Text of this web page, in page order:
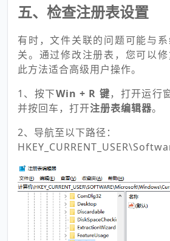
五、检查注册表设置
有时，文件关联的问题可能与
关。通过修改注册表，您可以修
此方法适合高级用户操作。
1、按下Win + R 键，打开运行
并按回车，打开注册表编辑器。
2、导航至以下路径：